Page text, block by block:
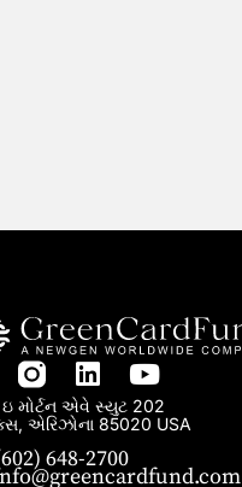
ઇ મોર્ટન એવે સ્યુટ 202
એરિઝોના 85020 USA
648-2700